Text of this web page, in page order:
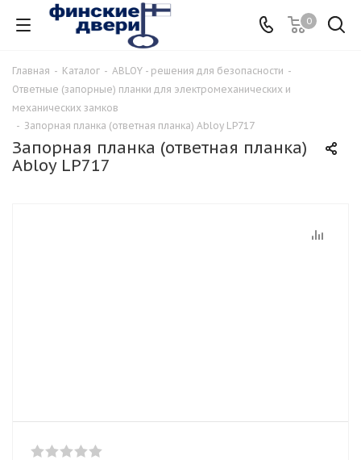
0
Главная - Каталог - ABLOY - решения для безопасности -
Ответные (запорные) планки для электромеханических и
механических замков
- Запорная планка (ответная планка) Abloy LP717
Запорная планка (ответная планка)
Abloy LP717